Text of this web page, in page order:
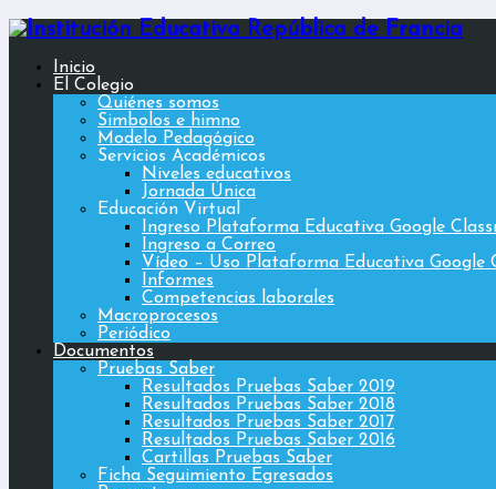
Inicio
El Colegio
Quiénes somos
Simbolos e himno
Modelo Pedagógico
Servicios Académicos
Niveles educativos
Jornada Única
Educación Virtual
Ingreso Plataforma Educativa Google
Ingreso a Correo
Vídeo – Uso Plataforma Educativa Google
Informes
Competencias laborales
Macroprocesos
Periódico
Documentos
Pruebas Saber
Resultados Pruebas Saber 2019
Resultados Pruebas Saber 2018
Resultados Pruebas Saber 2017
Resultados Pruebas Saber 2016
Cartillas Pruebas Saber
Ficha Seguimiento Egresados